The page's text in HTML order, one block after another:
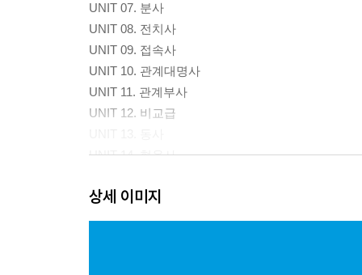
UNIT 07. 분사
UNIT 08. 전치사
UNIT 09. 접속사
UNIT 10. 관계대명사
UNIT 11. 관계부사
UNIT 12. 비교급
UNIT 14. 형용사
UNIT 16. 대명사
UNIT 17. 가정법
상세 이미지